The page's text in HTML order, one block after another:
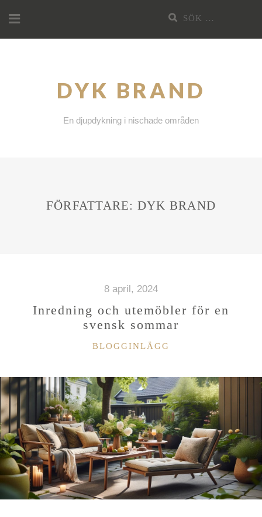
till
Sök
DYK BRAND
En djupdykning i nischade områden
FÖRFATTARE: DYK BRAND
8 april, 2024
Inredning och utemöbler för en
svensk sommar
KATEGORIER
BLOGGINLÄGG